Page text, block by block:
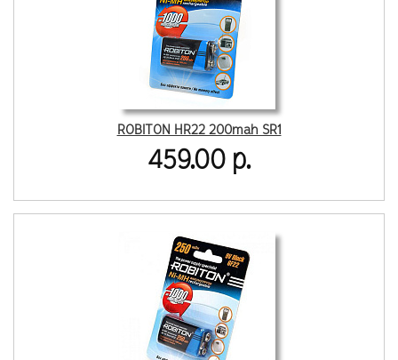
ROBITON HR22 200mah SR1
459.00 р.